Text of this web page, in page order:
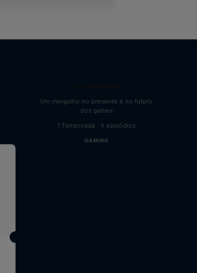
Um mergulho no presente e no futuro
dos games
1 Temporada · 9 episódios
GAMING